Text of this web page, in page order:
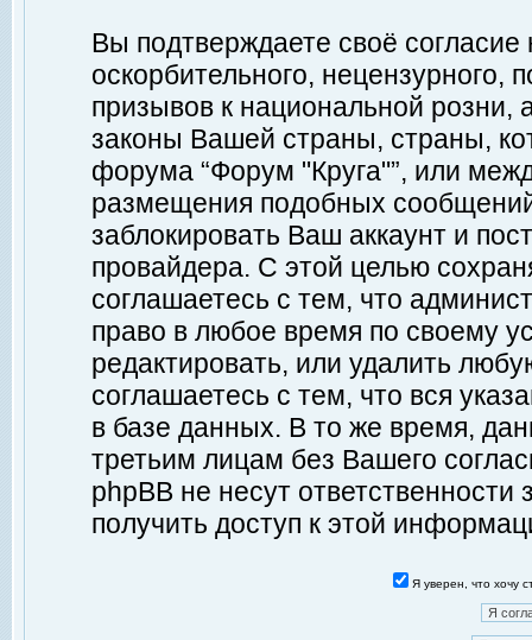
Вы подтверждаете своё
оскорбительного, нецензурного,
призывов к национальной
законы Вашей страны, страны,
форума “Форум "Круга"”, или
размещения подобных
заблокировать Ваш аккаунт и
провайдера. С этой целью
соглашаетесь с тем, что
право в любое время по своему
редактировать, или удалить
соглашаетесь с тем, что вся
в базе данных. В то же время,
третьим лицам без Вашего
phpBB не несут ответственности
получить доступ к этой
Я уверен, что хочу